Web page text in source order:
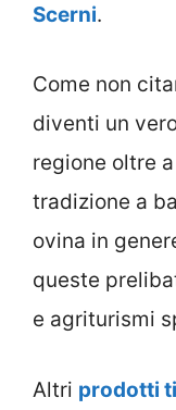
Scerni.
Come non
diventi un
regione oltre
tradizione a
ovina in
queste
e agriturismi
Altri prodotti